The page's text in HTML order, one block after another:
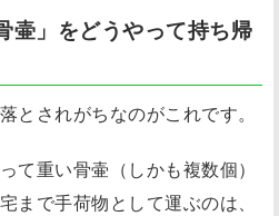
壷」をどうやって持ち帰
とされがちなのがこれです。
て重い骨壷（しかも複数個）
まで手荷物として運ぶのは、